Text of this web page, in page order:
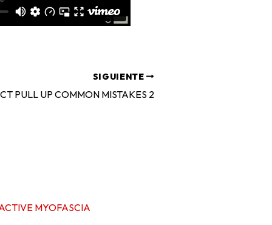
SIGUIENTE
PULL UP COMMON MISTAKES 2